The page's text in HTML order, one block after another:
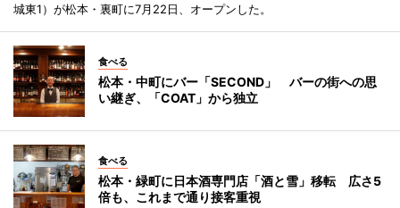
城東1）が松本・裏町に7月22日、オープンした。
食べる
松本・中町にバー「SECOND」 バーの街への思
い継ぎ、「COAT」から独立
食べる
松本・緑町に日本酒専門店「酒と雪」移転 広さ5
倍も、これまで通り接客重視